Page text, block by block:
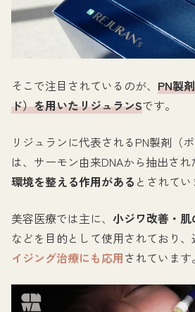
そこで注目されているのが、 PN製
ド）を用いたリジュランSです。
リジュランに代表されるPN製剤（
は、サーモン由来DNAから抽出され
環境を整える作用がある とされてい
美容医療では主に、 小ジワ改善・
などを目的として使用されており、
イジング治療にも応用されています。